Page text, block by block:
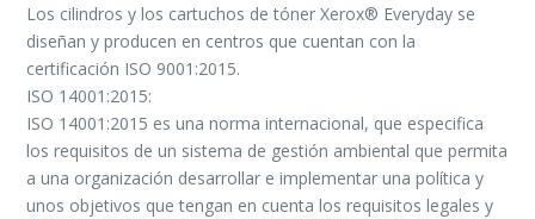
Los cilindros y los cartuchos de tóner Xerox® Everyday se
diseñan y producen en centros que cuentan con la
certificación ISO 9001:2015.
ISO 14001:2015:
ISO 14001:2015 es una norma internacional, que especifica
los requisitos de un sistema de gestión ambiental que permita
a una organización desarrollar e implementar una política y
unos objetivos que tengan en cuenta los requisitos legales y